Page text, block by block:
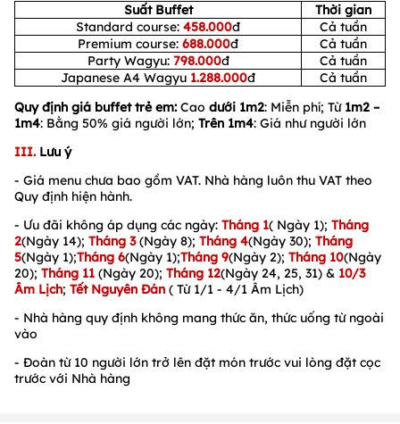
Suất Buffet
Thời gian
Standard course: 458.000đ
Cả tuần
Premium course: 688.000đ
Cả tuần
Party Wagyu: 798.000đ
Cả tuần
Japanese A4 Wagyu 1.288.000đ
Cả tuần
Quy định giá buffet trẻ em: Cao dưới 1m2: Miễn phí; Từ 1m2 –
1m4: Bằng 50% giá người lớn; Trên 1m4: Giá như người lớn
III. Lưu ý
- Giá menu chưa bao gồm VAT. Nhà hàng luôn thu VAT theo
Quy định hiện hành.
- Ưu đãi không áp dụng các ngày: Tháng 1( Ngày 1); Tháng
2(Ngày 14); Tháng 3(Ngày 8); Tháng 4(Ngày 30); Tháng
5(Ngày 1);Tháng 6(Ngày 1);Tháng 9(Ngày 2); Tháng 10(Ngày
20); Tháng 11 (Ngày 20); Tháng 12(Ngày 24, 25, 31) & 10/3
Âm Lịch; Tết Nguyên Đán ( Từ 1/1 - 4/1 Âm Lịch)
- Nhà hàng quy định không mang thức ăn, thức uống từ ngoài
vào
- Đoàn từ 10 người lớn trở lên đặt món trước vui lòng đặt cọc
trước với Nhà hàng